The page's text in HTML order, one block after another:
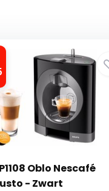
Oblo Nescafé
- Zwart